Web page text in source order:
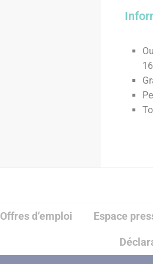
Offres d’emploi Espace